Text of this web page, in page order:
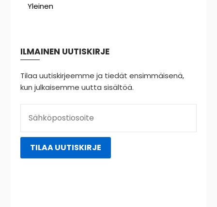
Yleinen
ILMAINEN UUTISKIRJE
Tilaa uutiskirjeemme ja tiedät ensimmäisenä,
kun julkaisemme uutta sisältöä.